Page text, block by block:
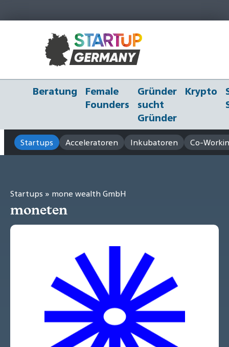
Beratung
Female
Founders
Gründer
sucht
Gründer
Krypto
Startups Acceleratoren Inkubatoren Co-
Startups » mone wealth GmbH
moneten